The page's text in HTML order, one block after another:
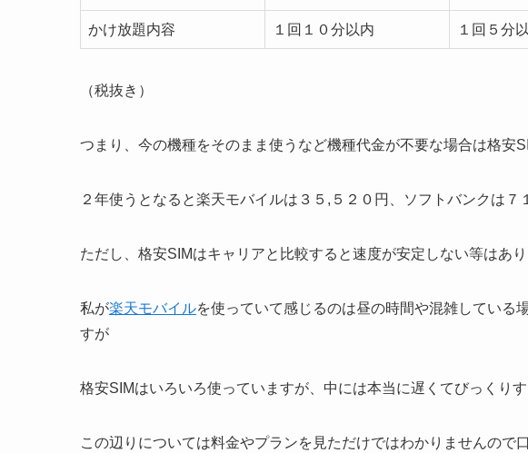
かけ放題内容 １回１０分以内 １回５分
（税抜き）
つまり、今の機種をそのまま使うなど機種代金が不要な場合は格安
２年使うとなると楽天モバイルは３５,５２０円、ソフトバンクは７
ただし、格安SIMはキャリアと比較すると速度が安定しない等はあり
私が楽天モバイルを使っていて感じるのは昼の時間や混雑している
すが
格安SIMはいろいろ使っていますが、中には本当に遅くてびっくりす
この辺りについては料金やプランを見ただけではわかりませんので